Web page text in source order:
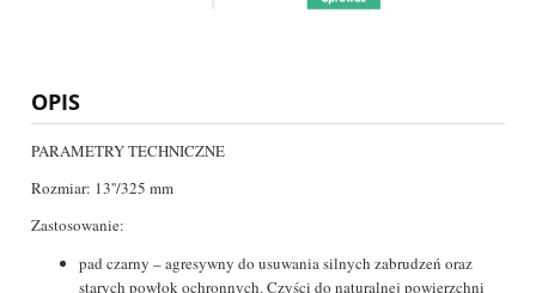
OPIS
PARAMETRY TECHNICZNE
Rozmiar: 13''/325 mm
Zastosowanie:
pad czarny – agresywny do usuwania silnych zabrudzeń oraz
starych powłok ochronnych. Czyści do naturalnej powierzchni